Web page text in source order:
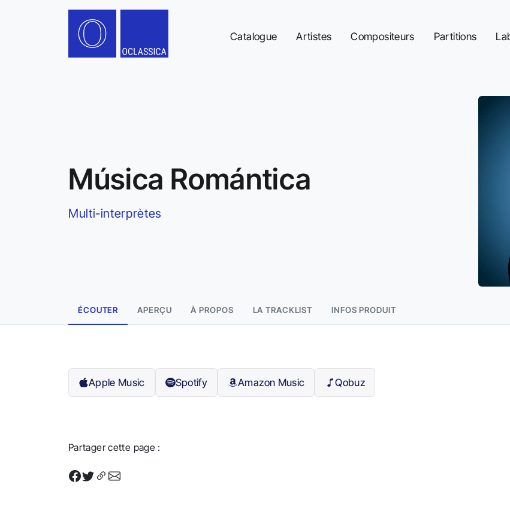
Catalogue Artistes Compositeurs Partitions
Música Romántica
Multi-interprètes
ÉCOUTER APERÇU À PROPOS LA TRACKLIST INFOS PRODUIT
Apple Music Spotify Amazon Music Qobuz
Partager cette page :